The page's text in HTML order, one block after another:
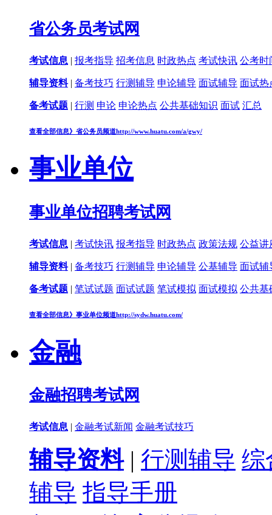
省公务员考试网
考试信息 | 报考指导 招考信息 时政热点 考试快讯 公考时
辅导资料| 备考技巧 行测辅导 申论辅导 面试辅导 面试热
备考试题 | 行测 申论 申论热点 公共基础知识 面试 汇总
查看全部信息》 省公务员频道http://www.huatu.com/a/gwy/
事业单位
事业单位招聘考试网
考试信息 | 考试快讯 报考指导 时政热点 政策法规 公益讲
辅导资料| 备考技巧 行测辅导 申论辅导 公基辅导 面试辅
备考试题 | 笔试试题 面试试题 笔试模拟 面试模拟 公共基
查看全部信息》 事业单位频道http://sydw.huatu.com/
金融
金融招聘考试网
考试信息 | 金融考试新闻 金融考试技巧
辅导资料| 行测辅导 综
辅导 指导手册